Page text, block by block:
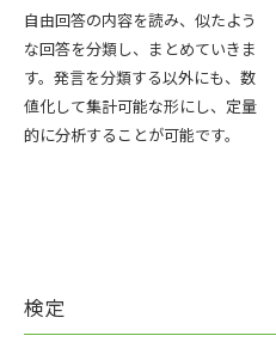
自由回答の内容を読み、似たよう
な回答を分類し、まとめていきま
す。発言を分類する以外にも、数
値化して集計可能な形にし、定量
的に分析することが可能です。
検定